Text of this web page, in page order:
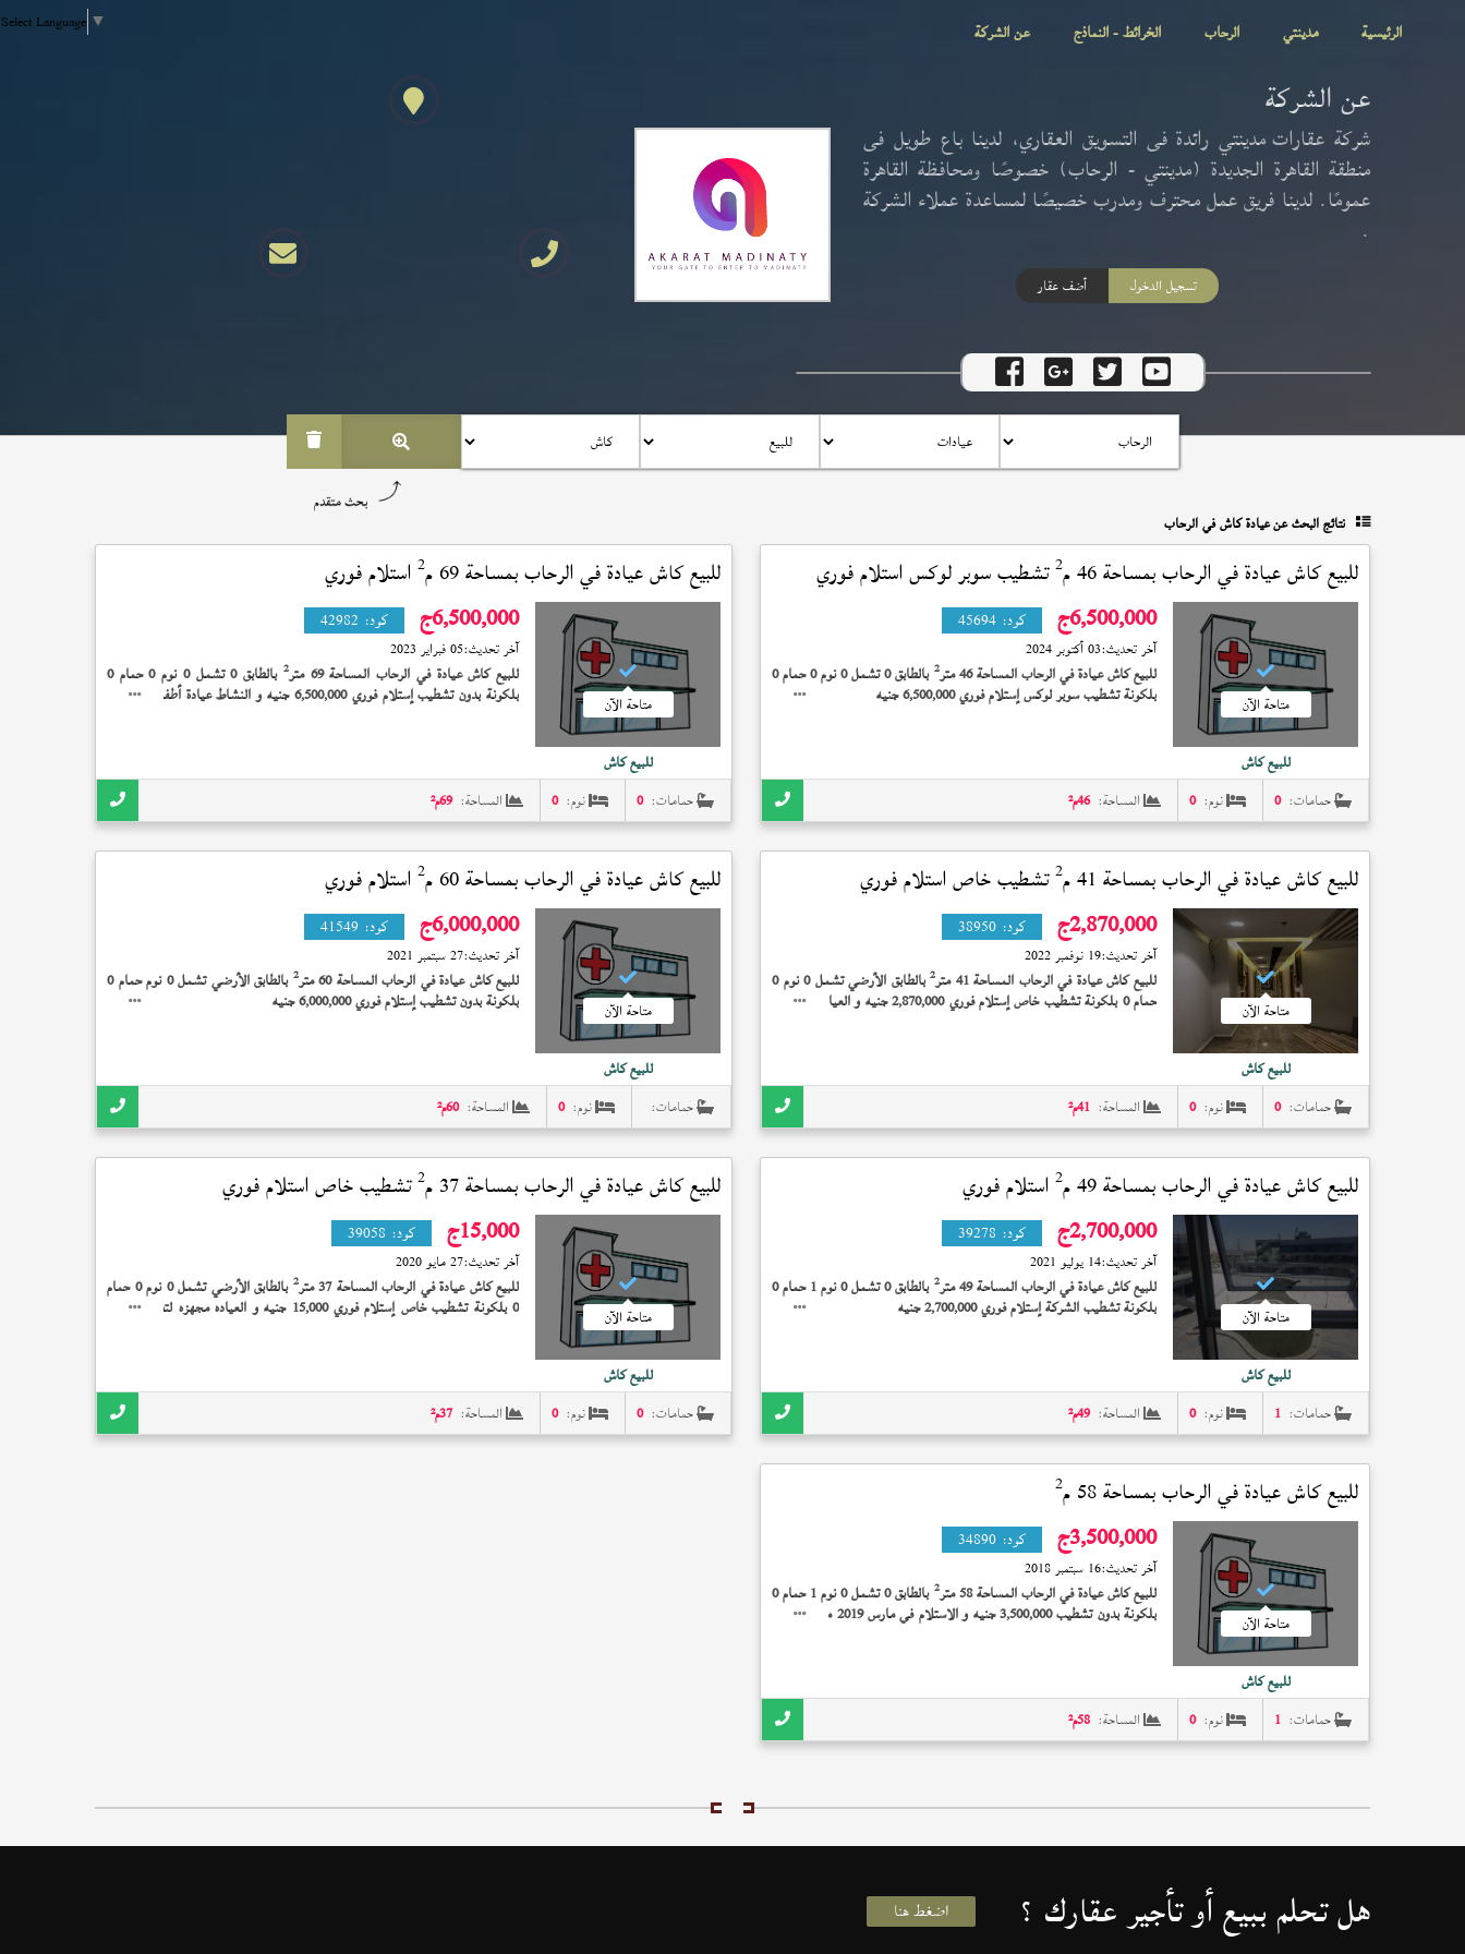
الرئيسية مدينتي الرحاب الخرائط - النماذج عن الشركة Select Language ▼
عن الشركة
شركة عقارات مدينتيرائدة فى التسويق العقاري، لدينا باع طويل فى
منطقة القاهرة الجديدة (مدينتي - الرحاب) خصوصًا ومحافظة القاهرة
عمومًا. لدينا فريق عمل محترف ومدرب خصيصًا لمساعدة عملاء الشركة
.
تسجيل الدخول أضف عقار
نتائج البحث عنعيادة كاش في الرحاب
للبيع كاش عيادة فيالرحاببمساحة 46 م 2تشطيب سوبر لوكس استلام فوري
متاحة الآن
للبيع كاش
6,500,000ج كود: 45694
آخر تحديث:03 أكتوبر 2024
للبيع كاش عيادة في الرحاب المساحة 46 متر 2 بالطابق 0 تشمل 0 نوم 0 حمام 0
بلكونة تشطيب سوبر لوكس إستلام فوري 6,500,000 جنيه
حمامات: 0 نوم: 0 المساحة: 46م²
للبيع كاش عيادة فيالرحاببمساحة 69 م 2 استلام فوري
متاحة الآن
للبيع كاش
6,500,000ج كود: 42982
آخر تحديث:05 فبراير 2023
للبيع كاش عيادة في الرحاب المساحة 69 متر 2 بالطابق 0 تشمل 0 نوم 0 حمام 0
بلكونة بدون تشطيب إستلام فوري 6,500,000 جنيه و النشاط عيادة أطفال وخلصانه
حمامات: 0 نوم: 0 المساحة: 69م²
للبيع كاش عيادة فيالرحاببمساحة 41 م 2تشطيب خاص استلام فوري
متاحة الآن
للبيع كاش
2,870,000ج كود: 38950
آخر تحديث:19 نوفمبر 2022
للبيع كاش عيادة في الرحاب المساحة 41 متر 2 بالطابق الأرضي تشمل 0 نوم 0
حمام 0 بلكونة تشطيب خاص إستلام فوري 2,870,000 جنيه و العياده مجهزة (
حمامات: 0 نوم: 0 المساحة: 41م²
للبيع كاش عيادة فيالرحاببمساحة 60 م 2 استلام فوري
متاحة الآن
للبيع كاش
6,000,000ج كود: 41549
آخر تحديث:27 سبتمبر 2021
للبيع كاش عيادة في الرحاب المساحة 60 متر 2 بالطابق الأرضي تشمل 0 نوم حمام 0
بلكونة بدون تشطيب إستلام فوري 6,000,000 جنيه
حمامات: نوم: 0 المساحة: 60م²
للبيع كاش عيادة فيالرحاببمساحة 49 م 2 استلام فوري
متاحة الآن
للبيع كاش
2,700,000ج كود: 39278
آخر تحديث:14 يوليو 2021
للبيع كاش عيادة في الرحاب المساحة 49 متر 2 بالطابق 0 تشمل 0 نوم 1 حمام 0
بلكونة تشطيب الشركة إستلام فوري 2,700,000 جنيه
حمامات: 1 نوم: 0 المساحة: 49م²
للبيع كاش عيادة فيالرحاببمساحة 37 م 2تشطيب خاص استلام فوري
متاحة الآن
للبيع كاش
15,000ج كود: 39058
آخر تحديث:27 مايو 2020
للبيع كاش عيادة في الرحاب المساحة 37 متر 2 بالطابق الأرضي تشمل 0 نوم 0 حمام
0 بلكونة تشطيب خاص إستلام فوري 15,000 جنيه و العياده مجهزه لتصلح لجميع
حمامات: 0 نوم: 0 المساحة: 37م²
للبيع كاش عيادة فيالرحاببمساحة 58 م 2
متاحة الآن
للبيع كاش
3,500,000ج كود: 34890
آخر تحديث:16 سبتمبر 2018
للبيع كاش عيادة في الرحاب المساحة 58 متر 2 بالطابق 0 تشمل 0 نوم 1 حمام 0
بلكونة بدون تشطيب 3,500,000 جنيه و الاستلام في مارس 2019 مبلغ الوديعة
حمامات: 1 نوم: 0 المساحة: 58م²
هل تحلم ببيع أو تأجير عقارك ؟ اضغط هنا